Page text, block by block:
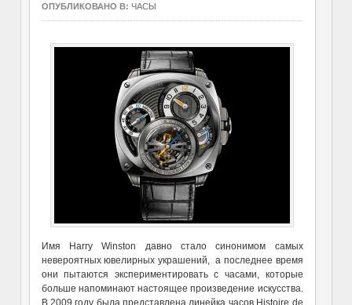
ОПУБЛИКОВАНО В: ЧАСЫ
Имя Harry Winston давно стало синонимом самых
невероятных ювелирных украшений, а последнее время
они пытаются экспериментировать с часами, которые
больше напоминают настоящее произведение искусства.
В 2009 году была представлена линейка часов Histoire de